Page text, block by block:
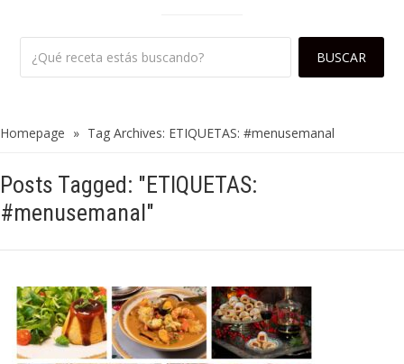
Homepage » Tag Archives: ETIQUETAS: #menusemanal
Posts Tagged: "ETIQUETAS:
#menusemanal"